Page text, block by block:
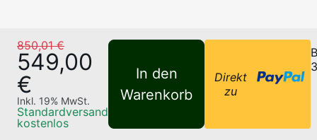
850,01 €
549,00
€
Inkl. 19% MwSt.
Standardversand
kostenlos
In den
Warenkorb
Direkt
zu